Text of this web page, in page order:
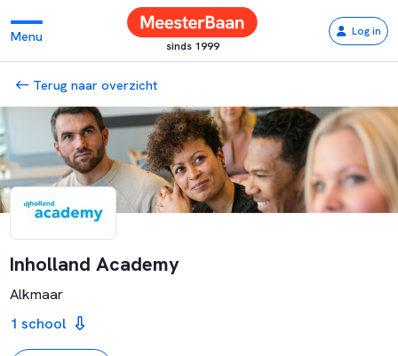
Menu
sinds 1999
Log in
Terug naar overzicht
Inholland Academy
Alkmaar
1 school